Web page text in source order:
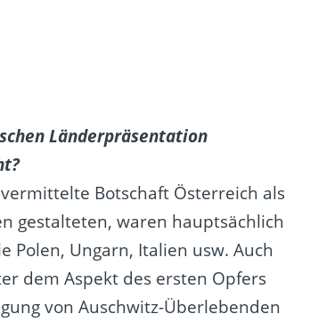
Länderpräsentation
Botschaft Österreich als
gestalteten, waren hauptsächlich
Polen, Ungarn, Italien usw. Auch
dem Aspekt des ersten Opfers
von Auschwitz-Überlebenden